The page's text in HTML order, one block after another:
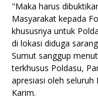
"Maka harus
Masyarakat kepada
khususnya untuk
di lokasi diduga
Sumut sanggup
terkhusus Poldasu,
apresiasi oleh
Karim.